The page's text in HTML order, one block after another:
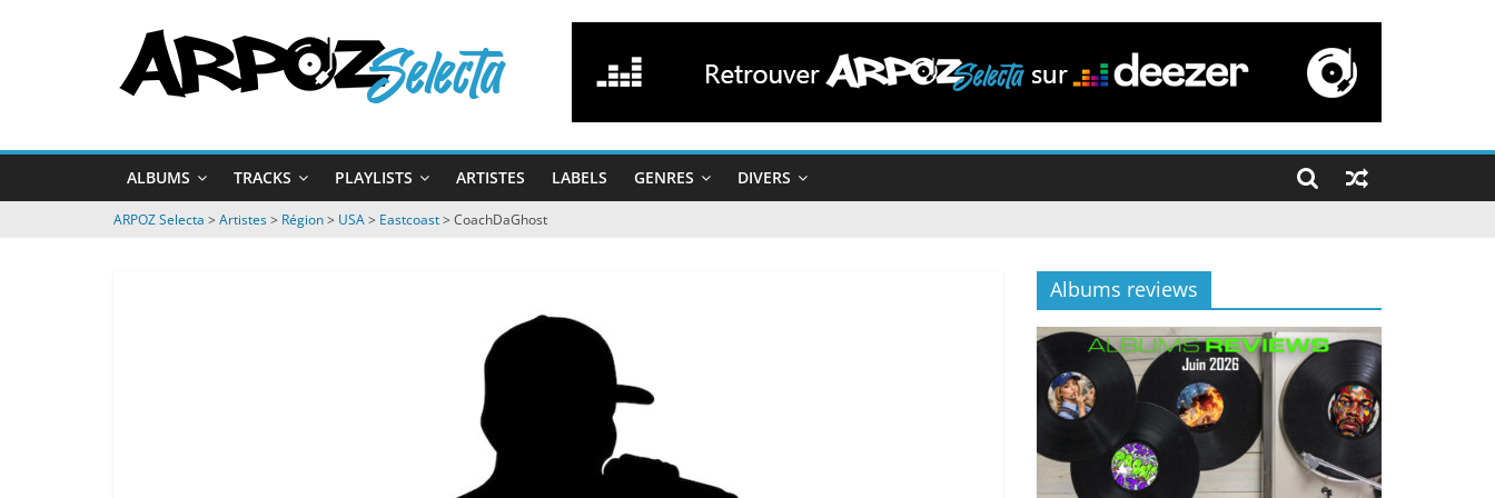
ARPOZ
Selecta
by
ARPOZ
&
ALBUMS TRACKS PLAYLISTS ARTISTES LABELS GENRES DIVERS
ARPOZ Selecta > Artistes> Région> USA> Eastcoast> CoachDaGhost
Albums reviews